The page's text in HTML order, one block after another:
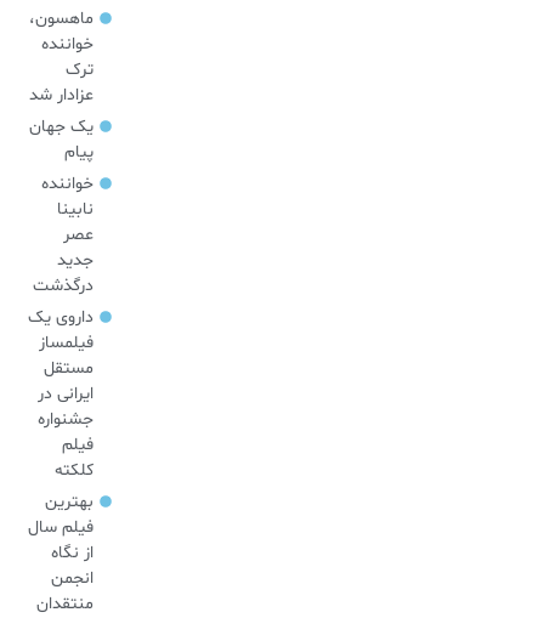
ماهسون،
خواننده
ترک
عزادار شد
یک جهان
پیام
خواننده
نابینا
عصر
جدید
درگذشت
داروی یک
فیلمساز
مستقل
ایرانی در
جشنواره
فیلم
کلکته
بهترین
فیلم سال
از نگاه
انجمن
منتقدان